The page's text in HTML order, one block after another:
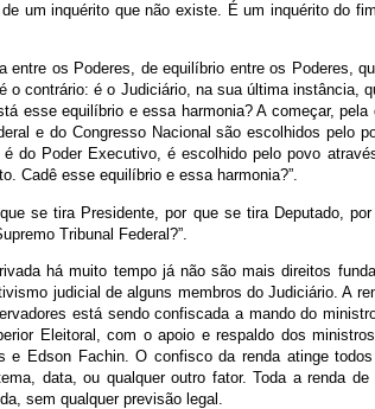
um inquérito que não existe. É um inquérito do
entre os Poderes, de equilíbrio entre os Poderes,
o contrário: é o Judiciário, na sua última instância,
esse equilíbrio e essa harmonia? A começar, pela
e do Congresso Nacional são escolhidos pelo
é do Poder Executivo, é escolhido pelo povo
Cadê esse equilíbrio e essa harmonia?”.
se tira Presidente, por que se tira Deputado,
Tribunal Federal?”.
há muito tempo já não são mais direitos
judicial de alguns membros do Judiciário. A
está sendo confiscada a mando do
Eleitoral, com o apoio e respaldo dos
e Edson Fachin. O confisco da renda atinge
data, ou qualquer outro fator. Toda a renda
sem qualquer previsão legal.